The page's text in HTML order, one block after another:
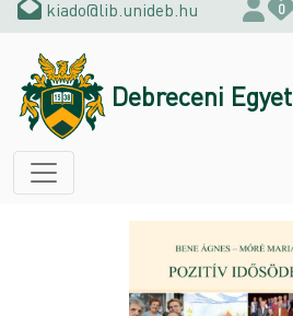
kiado@lib.unideb.hu 0
Debreceni